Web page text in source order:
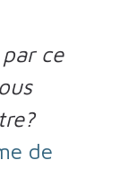
ce
de